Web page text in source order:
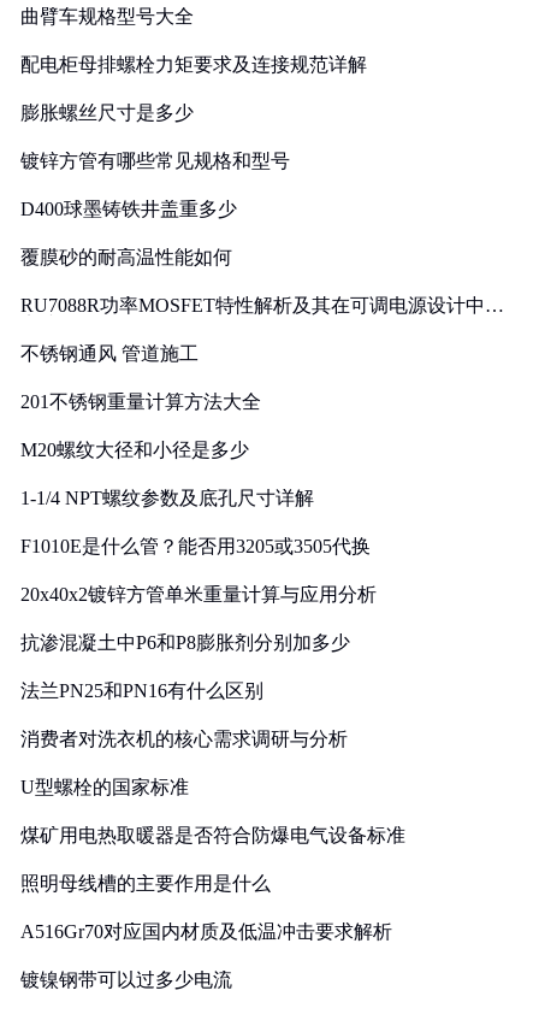
曲臂车规格型号大全
配电柜母排螺栓力矩要求及连接规范详解
膨胀螺丝尺寸是多少
镀锌方管有哪些常见规格和型号
D400球墨铸铁井盖重多少
覆膜砂的耐高温性能如何
RU7088R功率MOSFET特性解析及其在可调电源设计中的
不锈钢通风 管道施工
201不锈钢重量计算方法大全
M20螺纹大径和小径是多少
1-1/4 NPT螺纹参数及底孔尺寸详解
F1010E是什么管？能否用3205或3505代换
20x40x2镀锌方管单米重量计算与应用分析
抗渗混凝土中P6和P8膨胀剂分别加多少
法兰PN25和PN16有什么区别
消费者对洗衣机的核心需求调研与分析
U型螺栓的国家标准
煤矿用电热取暖器是否符合防爆电气设备标准
照明母线槽的主要作用是什么
A516Gr70对应国内材质及低温冲击要求解析
镀镍钢带可以过多少电流